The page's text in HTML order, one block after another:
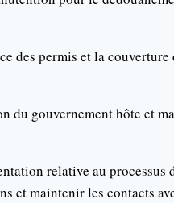
des permis et la couverture
du gouvernement hôte et
relative au processus
et maintenir les contacts